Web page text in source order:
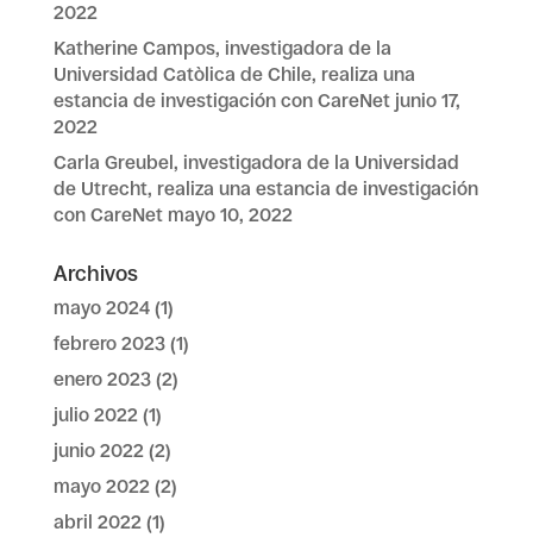
2022
Katherine Campos, investigadora de la
Universidad Catòlica de Chile, realiza una
estancia de investigación con CareNet junio 17,
2022
Carla Greubel, investigadora de la Universidad
de Utrecht, realiza una estancia de investigación
con CareNet mayo 10, 2022
Archivos
mayo 2024(1)
febrero 2023(1)
enero 2023(2)
julio 2022(1)
junio 2022(2)
mayo 2022(2)
abril 2022(1)